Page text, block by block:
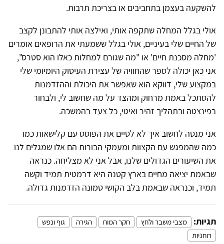
להשקעה בעצמן בתחביבים או בצריכת תרבות.
אולי בגלל המחלה שתקפה אותי, ואילצה אותי להתבונן לקצב
של החיים שלי בעיניים, אולי בגלל ששמעתי את הרופאים אומרים
'מחלה מסכנת חיים' או "מה שגורם למחלות כאלו הוא סטרס",
אני כאן יכולה לספר שהחוויה של עצירת העיסוק היומיומי שלי
במקצוע שלי, דווקא הוא שאפשר את היכולת וההזדמנות
להסתכל באמת מרחוק ומהצד על מה שחשוב לי, ולבחור
בפינצטה ובתהליך זהיר ואיטי, כל צעד בהמשכה.
אני מנסה לחשוב איך לא לסיים את הפוסט עם קלישאות כמו
כמה שהמפגש עם הקצוות ומעמקי הבורות הם אלו שמגלים לנו
את השיעורים הגדולים שלנו, אבל אני לא מצליחה. כנראה
שבאמת יציאה מחיים בארץ קטנה היא דרמטית תמיד וקשה
תמיד, וכנראה שבאמת בלב הקושי טמונה הזדמנות גדולה.
תגיות: מצבי משבר ולחץ חקר המוח הגירה
גוף ונפש
רוחניות